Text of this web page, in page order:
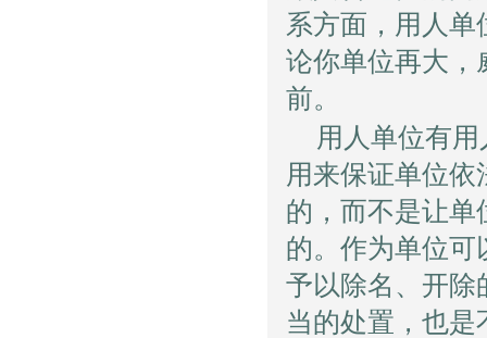
系方面，用人
论你单位再大，
前。
用人单位有
用来保证单位
的，而不是让单
的。作为单位可
予以除名、开除
当的处置，也